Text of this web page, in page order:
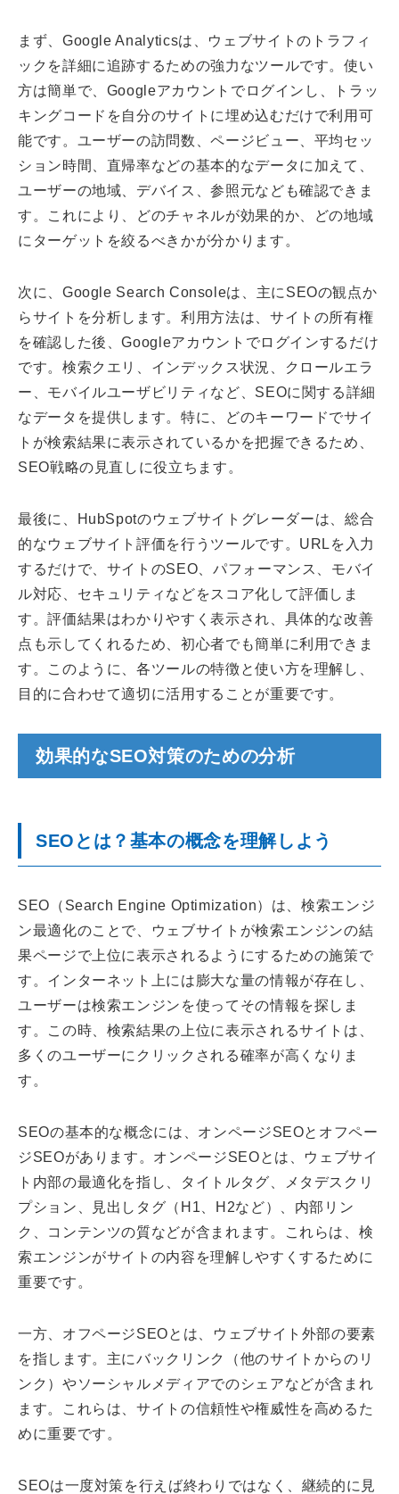
まず、Google Analyticsは、ウェブサイトのトラフィ
ックを詳細に追跡するための強力なツールです。使い
方は簡単で、Googleアカウントでログインし、トラッ
キングコードを自分のサイトに埋め込むだけで利用可
能です。ユーザーの訪問数、ページビュー、平均セッ
ション時間、直帰率などの基本的なデータに加えて、
ユーザーの地域、デバイス、参照元なども確認できま
す。これにより、どのチャネルが効果的か、どの地域
にターゲットを絞るべきかが分かります。
次に、Google Search Consoleは、主にSEOの観点か
らサイトを分析します。利用方法は、サイトの所有権
を確認した後、Googleアカウントでログインするだけ
です。検索クエリ、インデックス状況、クロールエラ
ー、モバイルユーザビリティなど、SEOに関する詳細
なデータを提供します。特に、どのキーワードでサイ
トが検索結果に表示されているかを把握できるため、
SEO戦略の見直しに役立ちます。
最後に、HubSpotのウェブサイトグレーダーは、総合
的なウェブサイト評価を行うツールです。URLを入力
するだけで、サイトのSEO、パフォーマンス、モバイ
ル対応、セキュリティなどをスコア化して評価しま
す。評価結果はわかりやすく表示され、具体的な改善
点も示してくれるため、初心者でも簡単に利用できま
す。このように、各ツールの特徴と使い方を理解し、
目的に合わせて適切に活用することが重要です。
効果的なSEO対策のための分析
SEOとは？基本の概念を理解しよう
SEO（Search Engine Optimization）は、検索エンジ
ン最適化のことで、ウェブサイトが検索エンジンの結
果ページで上位に表示されるようにするための施策で
す。インターネット上には膨大な量の情報が存在し、
ユーザーは検索エンジンを使ってその情報を探しま
す。この時、検索結果の上位に表示されるサイトは、
多くのユーザーにクリックされる確率が高くなりま
す。
SEOの基本的な概念には、オンページSEOとオフペー
ジSEOがあります。オンページSEOとは、ウェブサイ
ト内部の最適化を指し、タイトルタグ、メタデスクリ
プション、見出しタグ（H1、H2など）、内部リン
ク、コンテンツの質などが含まれます。これらは、検
索エンジンがサイトの内容を理解しやすくするために
重要です。
一方、オフページSEOとは、ウェブサイト外部の要素
を指します。主にバックリンク（他のサイトからのリ
ンク）やソーシャルメディアでのシェアなどが含まれ
ます。これらは、サイトの信頼性や権威性を高めるた
めに重要です。
SEOは一度対策を行えば終わりではなく、継続的に見